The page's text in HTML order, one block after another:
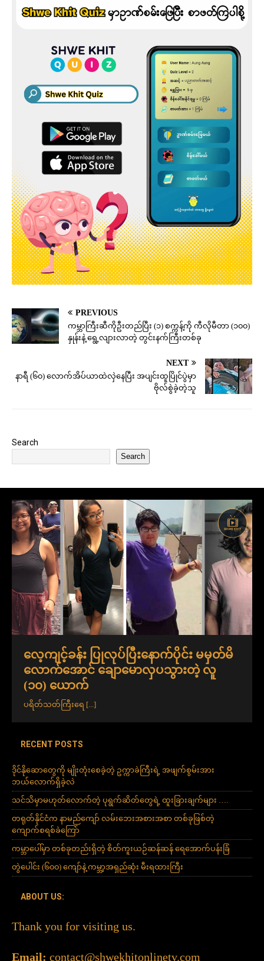
PREVIOUS
ကမ္ဘာကြီးဆီကိုဦးတည်ပြီး (၁) စက္ကန့်ကို ကီလိုမီတာ (၁၀၀)
နှုန်းနဲ့ ရွေ့လျားလာတဲ့ တွင်းနက်ကြီးတစ်ခု
NEXT
နာရီ (၆၀) လောက်အိပ်ယာထဲလှဲနေပြီး အပျင်းထူပြိုင်ပွဲမှာ
ဗိုလ်စွဲခဲ့တဲ့သူ
Search
Search
လေ့ကျင့်ခန်း ပြုလုပ်ပြီးနောက်ပိုင်း မမှတ်မိ
လောက်အောင် ချောမောလှပသွားတဲ့ လူ
(၁၀) ယောက်
ပရိတ်သတ်ကြီးရေ [...]
RECENT POSTS
ဒိုင်နိုဆောတွေကို မျိုးတုံးစေခဲ့တဲ့ ဥက္ကာခဲကြီးရဲ့ အဖျက်စွမ်းအား
ဘယ်လောက်ရှိခဲ့လဲ
သင်သိမှာမဟုတ်လောက်တဲ့ ပုရွက်ဆိတ်တွေရဲ့ ထူးခြားချက်များ ….
တရုတ်နိုင်ငံက နာမည်ကျော် လမ်းဘေးအစားအစာ တစ်ခုဖြစ်တဲ့
ကျောက်စရစ်ခဲကြော်
ကမ္ဘာပေါ်မှာ တစ်ခုတည်းရှိတဲ့ စိတ်ကူးယဉ်ဆန်ဆန် ရေအောက်ပန်းခြံ
တွဲပေါင်း (၆၀၀) ကျော်နဲ့ ကမ္ဘာ့အရှည်ဆုံး မီးရထားကြီး
ABOUT US:
Thank you for visiting us.
Email: contact@shwekhitonlinetv.com